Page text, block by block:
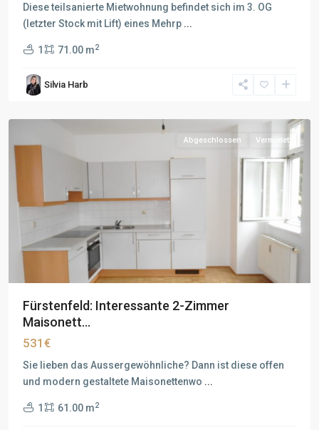
Diese teilsanierte Mietwohnung befindet sich im 3. OG
(letzter Stock mit Lift) eines Mehrp ...
1 71.00 m2
Silvia Harb
Abgeschlossen Vermietet
Fürstenfeld: Interessante 2-Zimmer
Maisonett...
531€
Sie lieben das Aussergewöhnliche? Dann ist diese offen
und modern gestaltete Maisonettenwo ...
1 61.00 m2